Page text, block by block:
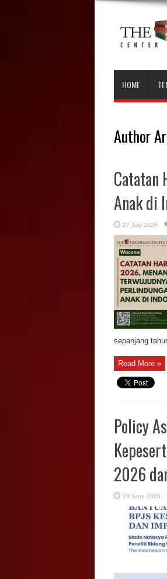
HOME
Author
Catatan
Anak di
27 July 2026
sepanjang
Read More »
Policy
2026
29 June 2026